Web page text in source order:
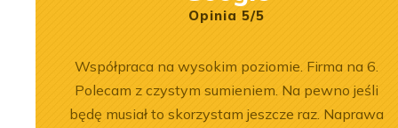
Opinia 5/5
Współpraca na wysokim poziomie. Firma na 6.
Polecam z czystym sumieniem. Na pewno jeśli
będę musiał to skorzystam jeszcze raz. Naprawa